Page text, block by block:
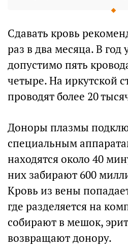
Сдавать кровь
раз в два месяца. В
допустимо пять
четыре. На иркутской
проводят более 20
Доноры плазмы
специальным
находятся около 40
них забирают 600
Кровь из вены
где разделяется на
собирают в мешок,
возвращают донору.